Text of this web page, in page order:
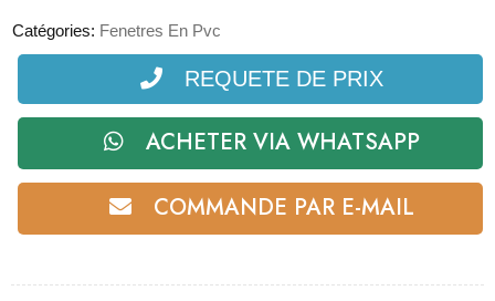
Catégories: Fenetres En Pvc
REQUETE DE PRIX
ACHETER VIA WHATSAPP
COMMANDE PAR E-MAIL